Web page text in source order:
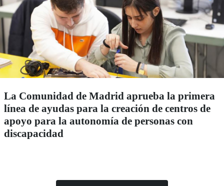
La Comunidad de Madrid aprueba la primera
línea de ayudas para la creación de centros de
apoyo para la autonomía de personas con
discapacidad